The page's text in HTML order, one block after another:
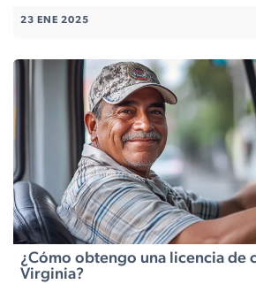
23 ENE 2025
¿Cómo obtengo una licencia de
Virginia?